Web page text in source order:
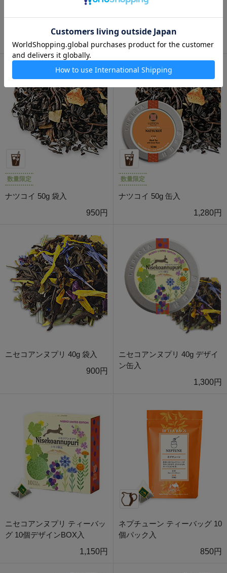
1,030円
1,200円
数量限定
ナツコイ 50g 袋入
950円
数量限定
ナツコイ 50g 缶入
1,280円
ニセコアンヌプリ 40g 袋入
900円
ニセコアンヌプリ 40g デザイ
ン缶入
1,300円
ニセコアンヌプリ ティーバッ
グ 10個デザインBOX入
1,150円
ネプチューン ティーバッグ 10
個パック入
850円